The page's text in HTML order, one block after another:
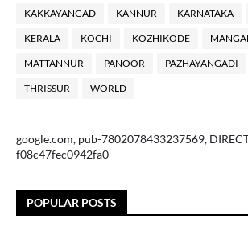
KAKKAYANGAD KANNUR KARNATAKA
KERALA KOCHI KOZHIKODE
MATTANNUR PANOOR PAZHAYANGADI
THRISSUR WORLD
google.com, pub-7802078433237569,
f08c47fec0942fa0
POPULAR POSTS